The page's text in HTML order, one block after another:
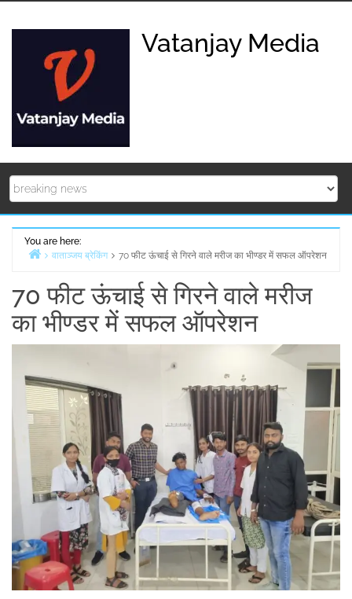
Vatanjay Media
You are here:
वाताञ्जय ब्रेकिंग 70 फीट ऊंचाई से गिरने वाले मरीज का भीण्डर में सफल ऑपरेशन
70 फीट ऊंचाई से गिरने वाले मरीज
का भीण्डर में सफल ऑपरेशन